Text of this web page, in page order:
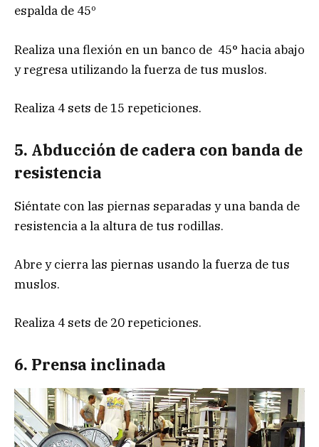
espalda de 45º
Realiza una flexión en un banco de 45° hacia abajo
y regresa utilizando la fuerza de tus muslos.
Realiza 4 sets de 15 repeticiones.
5. Abducción de cadera con banda de
resistencia
Siéntate con las piernas separadas y una banda de
resistencia a la altura de tus rodillas.
Abre y cierra las piernas usando la fuerza de tus
muslos.
Realiza 4 sets de 20 repeticiones.
6. Prensa inclinada